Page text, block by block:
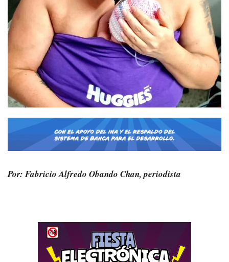
Por: Fabricio Alfredo Obando Chan, periodista